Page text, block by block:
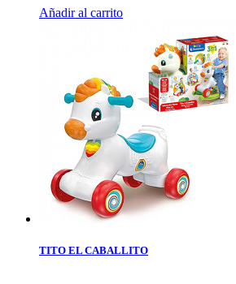
Añadir al carrito
TITO EL CABALLITO